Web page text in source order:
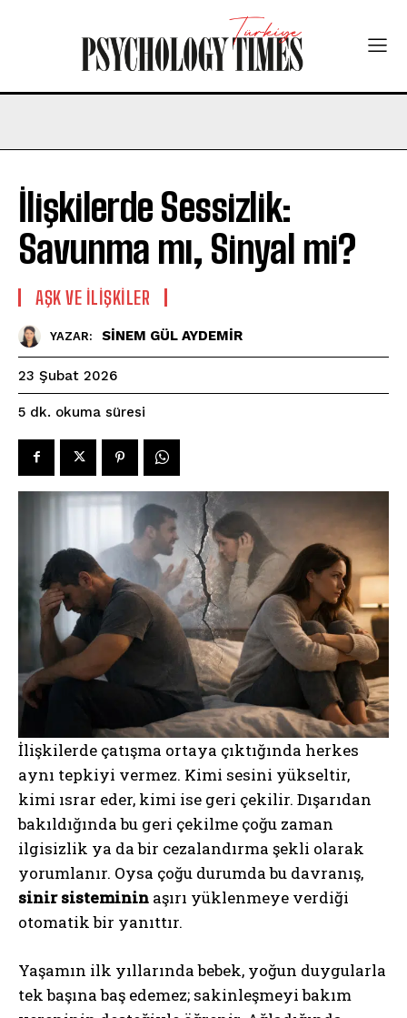
İlişkilerde Sessizlik:
Savunma mı, Sinyal mi?
AŞK VE İLIŞKILER
YAZAR: SİNEM GÜL AYDEMİR
23 Şubat 2026
5 dk. okuma süresi
İlişkilerde çatışma ortaya çıktığında herkes
aynı tepkiyi vermez. Kimi sesini yükseltir,
kimi ısrar eder, kimi ise geri çekilir. Dışarıdan
bakıldığında bu geri çekilme çoğu zaman
ilgisizlik ya da bir cezalandırma şekli olarak
yorumlanır. Oysa çoğu durumda bu davranış,
sinir sisteminin aşırı yüklenmeye verdiği
otomatik bir yanıttır.
Yaşamın ilk yıllarında bebek, yoğun duygularla
tek başına baş edemez; sakinleşmeyi bakım